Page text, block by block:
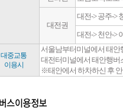
대전권
대전-> 공주->
대전-> 천안->
대중교통
이용시
서울남부터미널에서 태안
대전터미널에서 태안행버
※태안에서 하차하신 후